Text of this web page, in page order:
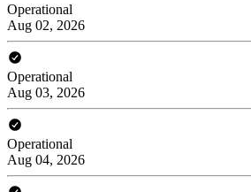
Operational
Aug 02, 2026
Operational
Aug 03, 2026
Operational
Aug 04, 2026